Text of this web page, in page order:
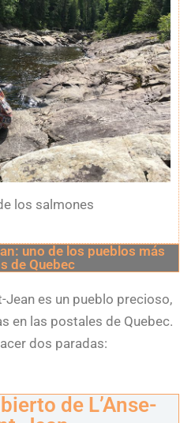
los salmones
uno de los pueblos más
de Quebec
Jean es un pueblo precioso,
en las postales de Quebec.
dos paradas:
de L’Anse-